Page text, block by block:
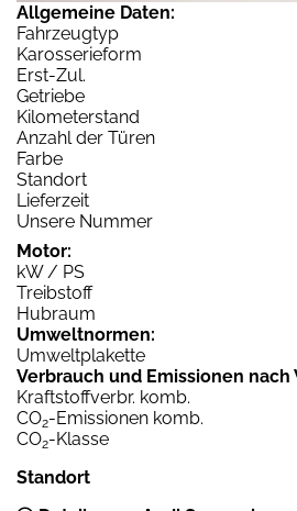
Allgemeine Daten:
Fahrzeugtyp
Karosserieform
Erst-Zul.
Getriebe
Kilometerstand
Anzahl der Türen
Farbe
Standort
Lieferzeit
Unsere Nummer
Motor:
kW / PS
Treibstoff
Hubraum
Umweltnormen:
Umweltplakette
Verbrauch und Emissionen nach
Kraftstoffverbr. komb.
CO2-Emissionen komb.
CO2-Klasse
Standort